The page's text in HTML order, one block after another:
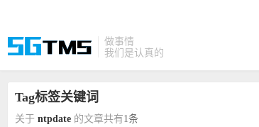
做事情
我们是认真的
Tag标签关键词
关于 ntpdate 的文章共有1条